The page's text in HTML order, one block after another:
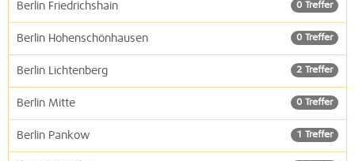
0 Treffer
Berlin Friedrichshain
0 Treffer
Berlin Hohenschönhausen
2 Treffer
Berlin Lichtenberg
0 Treffer
Berlin Mitte
1 Treffer
Berlin Pankow